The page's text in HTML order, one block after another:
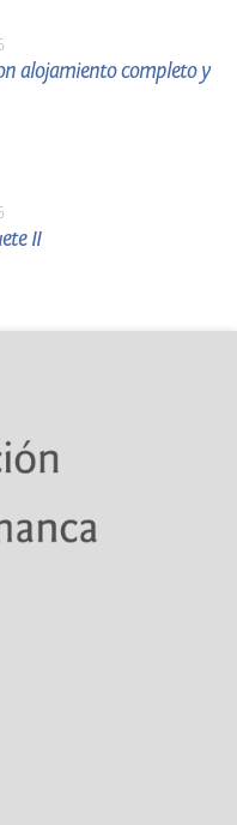
alojamiento completo y
II